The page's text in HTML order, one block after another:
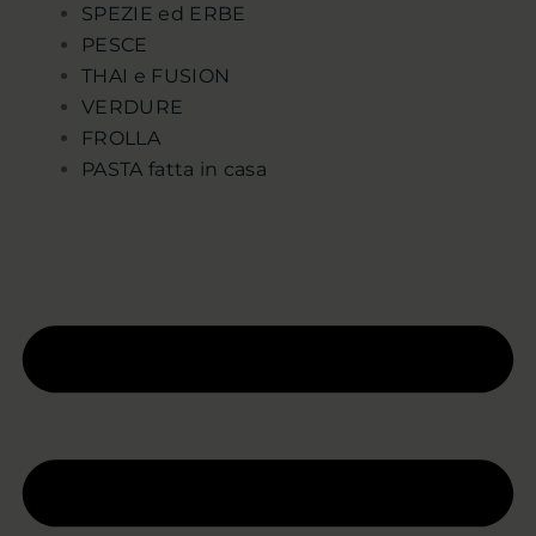
SPEZIE ed ERBE
PESCE
THAI e FUSION
VERDURE
FROLLA
PASTA fatta in casa